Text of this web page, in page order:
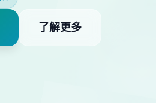
了解更多